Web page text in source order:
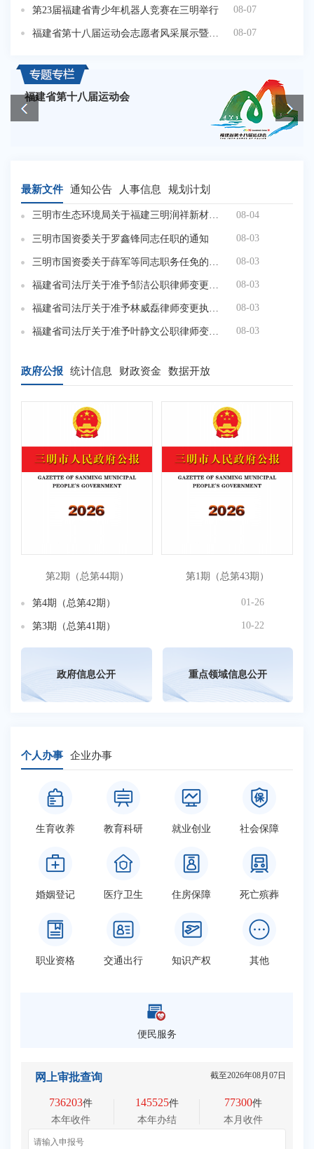
第23届福建省青少年机器人竞赛在三明举行 08-07
08-07
福建省第十八届运动会
最新文件 通知公告 人事信息 规划计划
三明市生态环境局关于福建三明润祥新材料有限公司六氟磷酸锂及电子级氟化锂（钠）建设项目环境影响报告书的批复 08-04
三明市国资委关于罗鑫锋同志任职的通知 08-03
08-03
08-03
08-03
08-03
政府公报 统计信息 财政资金 数据开放
第2期（总第44期） 第1期（总第43期）
第4期（总第42期） 01-26
第3期（总第41期） 10-22
政府信息公开 重点领域信息公开
个人办事 企业办事
生育收养 教育科研 就业创业 社会保障
婚姻登记 医疗卫生 住房保障 死亡殡葬
职业资格 交通出行 知识产权 其他
便民服务
网上审批查询 截至2026年08月07日
736203件
本年收件
145525件
本年办结
77300件
本月收件